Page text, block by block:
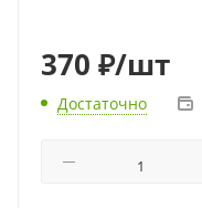
370 ₽/шт
Достаточно